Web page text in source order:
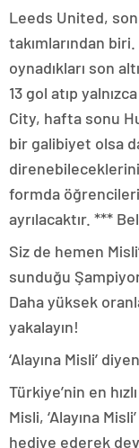
Leeds United,
takımlarından
oynadıkları son
13 gol atıp
City, hafta sonu
bir galibiyet olsa
formda
ayrılacaktır. ***
Siz de hemen
sunduğu
Daha yüksek
yakalayın!
‘Alayına Misli’
Türkiye’nin en
Misli, ‘Alayına
hediye ederek